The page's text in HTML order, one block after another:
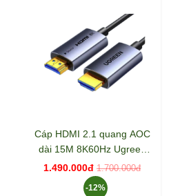
Cáp HDMI 2.1 quang AOC
dài 15M 8K60Hz Ugreen
55505 HD183
1.490.000đ 1.700.000đ
-12%